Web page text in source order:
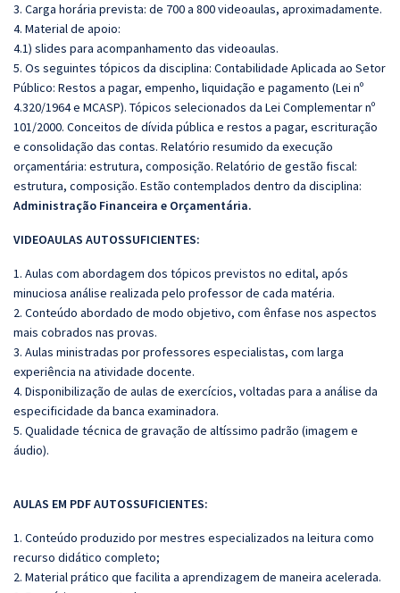
3. Carga horária prevista: de 700 a 800 videoaulas, aproximadamente.
4. Material de apoio:
4.1) slides para acompanhamento das videoaulas.
5. Os seguintes tópicos da disciplina: Contabilidade Aplicada ao Setor
Público: Restos a pagar, empenho, liquidação e pagamento (Lei nº
4.320/1964 e MCASP). Tópicos selecionados da Lei Complementar nº
101/2000. Conceitos de dívida pública e restos a pagar, escrituração
e consolidação das contas. Relatório resumido da execução
orçamentária: estrutura, composição. Relatório de gestão fiscal:
estrutura, composição. Estão contemplados dentro da disciplina:
Administração Financeira e Orçamentária.
VIDEOAULAS AUTOSSUFICIENTES:
1. Aulas com abordagem dos tópicos previstos no edital, após
minuciosa análise realizada pelo professor de cada matéria.
2. Conteúdo abordado de modo objetivo, com ênfase nos aspectos
mais cobrados nas provas.
3. Aulas ministradas por professores especialistas, com larga
experiência na atividade docente.
4. Disponibilização de aulas de exercícios, voltadas para a análise da
especificidade da banca examinadora.
5. Qualidade técnica de gravação de altíssimo padrão (imagem e
áudio).
AULAS EM PDF AUTOSSUFICIENTES:
1. Conteúdo produzido por mestres especializados na leitura como
recurso didático completo;
2. Material prático que facilita a aprendizagem de maneira acelerada.